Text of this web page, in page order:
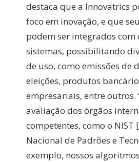
destaca que a Innovatrics
foco em inovação, e que
podem ser integrados com
sistemas, possibilitando
de uso, como emissões de
eleições, produtos
empresariais, entre outros.
avaliação dos órgãos
competentes, como o NIST
Nacional de Padrões e
exemplo, nossos